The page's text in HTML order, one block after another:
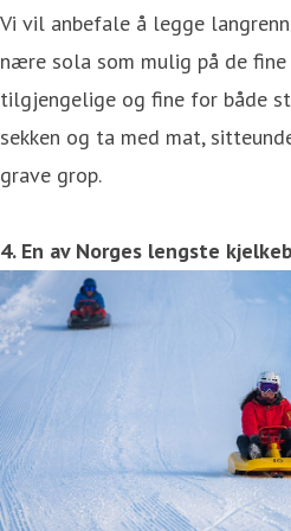
Vi vil anbefale å legge
nære sola som mulig på de
tilgjengelige og fine for både
sekken og ta med mat,
grave grop.
4. En av Norges lengste